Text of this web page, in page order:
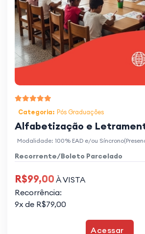
Categoria: Pós Graduações
Alfabetização e
Modalidade: 100% EAD e/ou
Recorrente/Boleto Parcelado
R$99,00 À VISTA
Recorrência:
9x de R$79,00
Acessar